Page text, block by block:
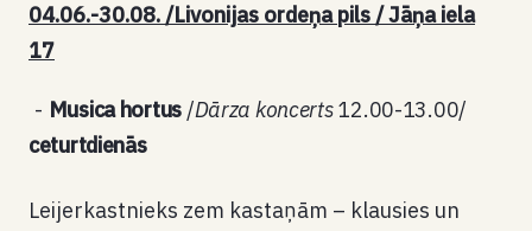
04.06.-30.08. /Livonijas ordeņa pils / Jāņa iela
17
Musica hortus /Dārza koncerts12.00-13.00/
ceturtdienās
Leijerkastnieks zem kastaņām – klausies un